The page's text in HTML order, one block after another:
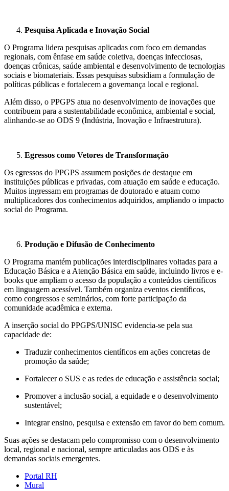
Pesquisa Aplicada e Inovação Social
O Programa lidera pesquisas aplicadas com foco em demandas
regionais, com ênfase em saúde coletiva, doenças infecciosas,
doenças crônicas, saúde ambiental e desenvolvimento de tecnologias
sociais e biomateriais. Essas pesquisas subsidiam a formulação de
políticas públicas e fortalecem a governança local e regional.
Além disso, o PPGPS atua no desenvolvimento de inovações que
contribuem para a sustentabilidade econômica, ambiental e social,
alinhando-se ao ODS 9 (Indústria, Inovação e Infraestrutura).
Egressos como Vetores de Transformação
Os egressos do PPGPS assumem posições de destaque em
instituições públicas e privadas, com atuação em saúde e educação.
Muitos ingressam em programas de doutorado e atuam como
multiplicadores dos conhecimentos adquiridos, ampliando o impacto
social do Programa.
Produção e Difusão de Conhecimento
O Programa mantém publicações interdisciplinares voltadas para a
Educação Básica e a Atenção Básica em saúde, incluindo livros e e-
books que ampliam o acesso da população a conteúdos científicos
em linguagem acessível. Também organiza eventos científicos,
como congressos e seminários, com forte participação da
comunidade acadêmica e externa.
A inserção social do PPGPS/UNISC evidencia-se pela sua
capacidade de:
Traduzir conhecimentos científicos em ações concretas de
promoção da saúde;
Fortalecer o SUS e as redes de educação e assistência social;
Promover a inclusão social, a equidade e o desenvolvimento
sustentável;
Integrar ensino, pesquisa e extensão em favor do bem comum.
Suas ações se destacam pelo compromisso com o desenvolvimento
local, regional e nacional, sempre articuladas aos ODS e às
demandas sociais emergentes.
Portal RH
Mural